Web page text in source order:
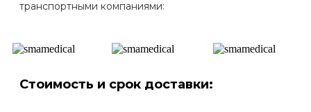
транспортными компаниями:
Стоимость и срок доставки: